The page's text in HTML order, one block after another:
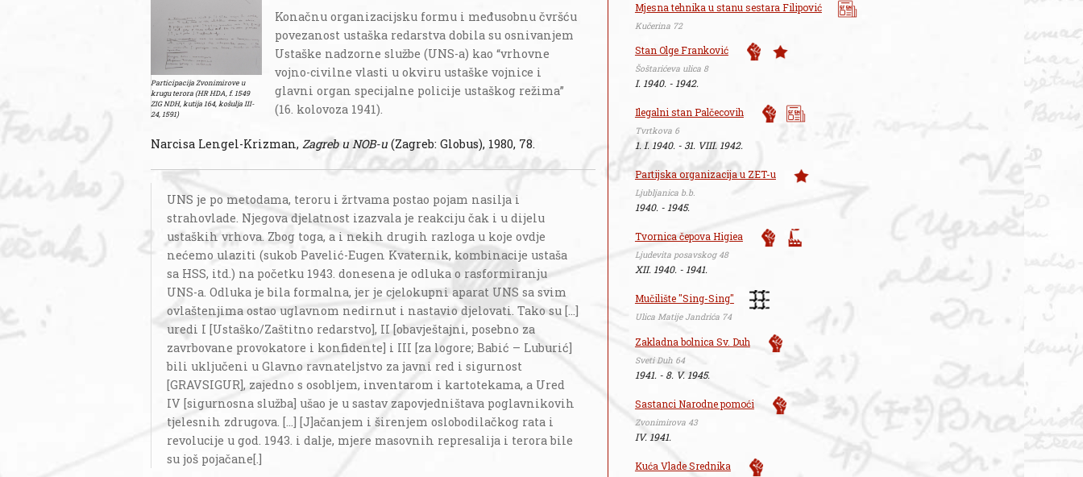
Participacija Zvonimirove u
krugu terora (HR HDA, f. 1549
ZIG NDH, kutija 164, košulja III-
24, 1591)
Konačnu organizacijsku formu i međusobnu čvršću
povezanost ustaška redarstva dobila su osnivanjem
Ustaške nadzorne službe (UNS-a) kao “vrhovne
vojno-civilne vlasti u okviru ustaške vojnice i
glavni organ specijalne policije ustaškog režima”
(16. kolovoza 1941).
Narcisa Lengel-Krizman, Zagreb u NOB-u(Zagreb: Globus), 1980, 78.
UNS je po metodama, teroru i žrtvama postao pojam nasilja i
strahovlade. Njegova djelatnost izazvala je reakciju čak i u dijelu
ustaških vrhova. Zbog toga, a i nekih drugih razloga u koje ovdje
nećemo ulaziti (sukob Pavelić-Eugen Kvaternik, kombinacije ustaša
sa HSS, itd.) na početku 1943. donesena je odluka o rasformiranju
UNS-a. Odluka je bila formalna, jer je cjelokupni aparat UNS sa svim
ovlaštenjima ostao uglavnom nedirnut i nastavio djelovati. Tako su [...]
uredi I [Ustaško/Zaštitno redarstvo], II [obavještajni, posebno za
zavrbovane provokatore i konfidente] i III [za logore; Babić – Luburić]
bili uključeni u Glavno ravnateljstvo za javni red i sigurnost
[GRAVSIGUR], zajedno s osobljem, inventarom i kartotekama, a Ured
IV [sigurnosna služba] ušao je u sastav zapovjedništava poglavnikovih
tjelesnih zdrugova. [...] [J]ačanjem i širenjem oslobodilačkog rata i
revolucije u god. 1943. i dalje, mjere masovnih represalija i terora bile
su još pojačane[.]
Mjesna tehnika u stanu sestara Filipović
Kučerina 72
Stan Olge Franković
Šoštarićeva ulica 8
I. 1940. - 1942.
Ilegalni stan Palčecovih
Tvrtkova 6
1. I. 1940. - 31. VIII. 1942.
Partijska organizacija u ZET-u
Ljubljanica b.b.
1940. - 1945.
Tvornica čepova Higiea
Ljudevita posavskog 48
XII. 1940. - 1941.
Mučilište "Sing-Sing"
Ulica Matije Jandrića 74
Zakladna bolnica Sv. Duh
Sveti Duh 64
1941. - 8. V. 1945.
Sastanci Narodne pomoći
Zvonimirova 43
IV. 1941.
Kuća Vlade Srednika